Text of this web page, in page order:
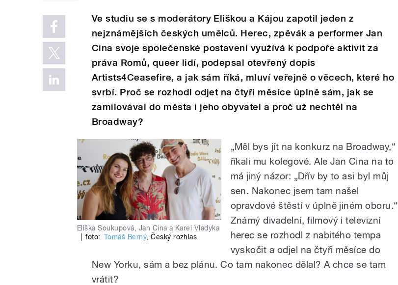
Ve studiu se s moderátory Eliškou a Kájou zapotil jeden z
nejznámějších českých umělců. Herec, zpěvák a performer Jan
Cina svoje společenské postavení využívá k podpoře aktivit za
práva Romů, queer lidí, podepsal otevřený dopis
Artists4Ceasefire, a jak sám říká, mluví veřejně o věcech, které ho
svrbí. Proč se rozhodl odjet na čtyři měsíce úplně sám, jak se
zamilovával do města i jeho obyvatel a proč už nechtěl na
Broadway?
Eliška Soukupová, Jan Cina a Karel Vladyka
foto: Tomáš Berný,Český rozhlas
„Měl bys jít na konkurz na Broadway,“
říkali mu kolegové. Ale Jan Cina na to
má jiný názor: „Dřív by to asi byl můj
sen. Nakonec jsem tam našel
opravdové štěstí v úplně jiném oboru.“
Známý divadelní, filmový i televizní
herec se rozhodl z nabitého tempa
vyskočit a odjel na čtyři měsíce do
New Yorku, sám a bez plánu. Co tam nakonec dělal? A chce se tam
vrátit?